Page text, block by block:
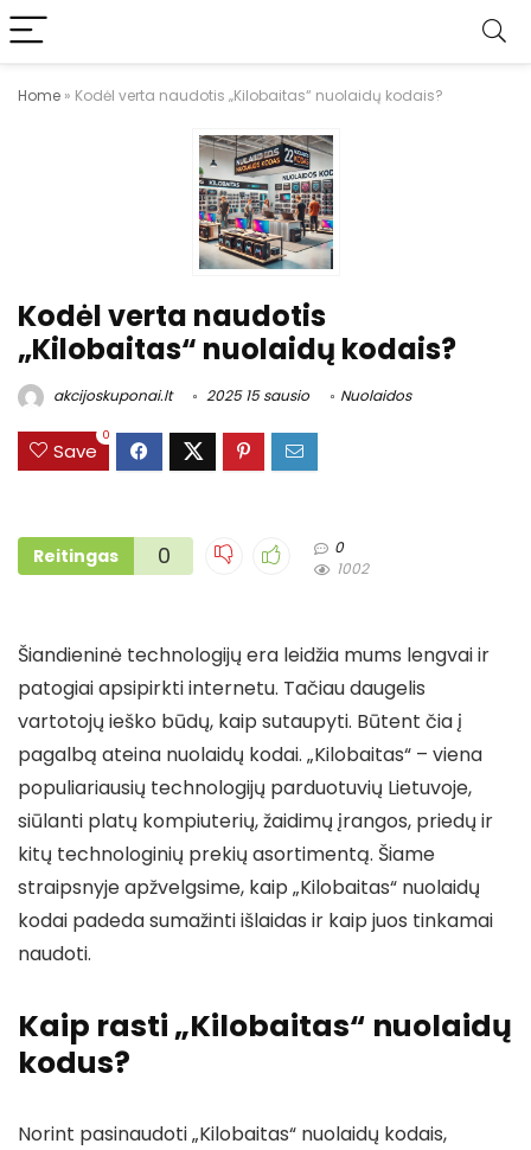
Home » Kodėl verta naudotis „Kilobaitas“ nuolaidų kodais?
Kodėl verta naudotis
„Kilobaitas“ nuolaidų kodais?
akcijoskuponai.lt 2025 15 sausio Nuolaidos
Save
0
Reitingas 0
0
1002
Šiandieninė technologijų era leidžia mums lengvai ir
patogiai apsipirkti internetu. Tačiau daugelis
vartotojų ieško būdų, kaip sutaupyti. Būtent čia į
pagalbą ateina nuolaidų kodai. „Kilobaitas“ – viena
populiariausių technologijų parduotuvių Lietuvoje,
siūlanti platų kompiuterių, žaidimų įrangos, priedų ir
kitų technologinių prekių asortimentą. Šiame
straipsnyje apžvelgsime, kaip „Kilobaitas“ nuolaidų
kodai padeda sumažinti išlaidas ir kaip juos tinkamai
naudoti.
Kaip rasti „Kilobaitas“ nuolaidų
kodus?
Norint pasinaudoti „Kilobaitas“ nuolaidų kodais,